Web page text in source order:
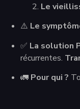
Le
⚠️ Le
✅ La solution
récurrentes.
🚛 Pour qui ?